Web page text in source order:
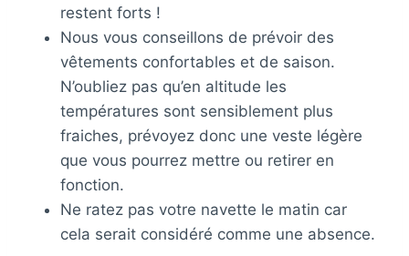
restent forts !
Nous vous conseillons de prévoir des
vêtements confortables et de saison.
N’oubliez pas qu’en altitude les
températures sont sensiblement plus
fraiches, prévoyez donc une veste légère
que vous pourrez mettre ou retirer en
fonction.
Ne ratez pas votre navette le matin car
cela serait considéré comme une absence.